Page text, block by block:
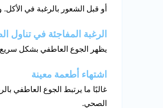
أو قبل الشعور بالرغبة في
الرغبة المفاجئة في تناول
يظهر الجوع العاطفي بشكل
اشتهاء أطعمة معينة
غالبًا ما يرتبط الجوع العاطفي
الصحي.